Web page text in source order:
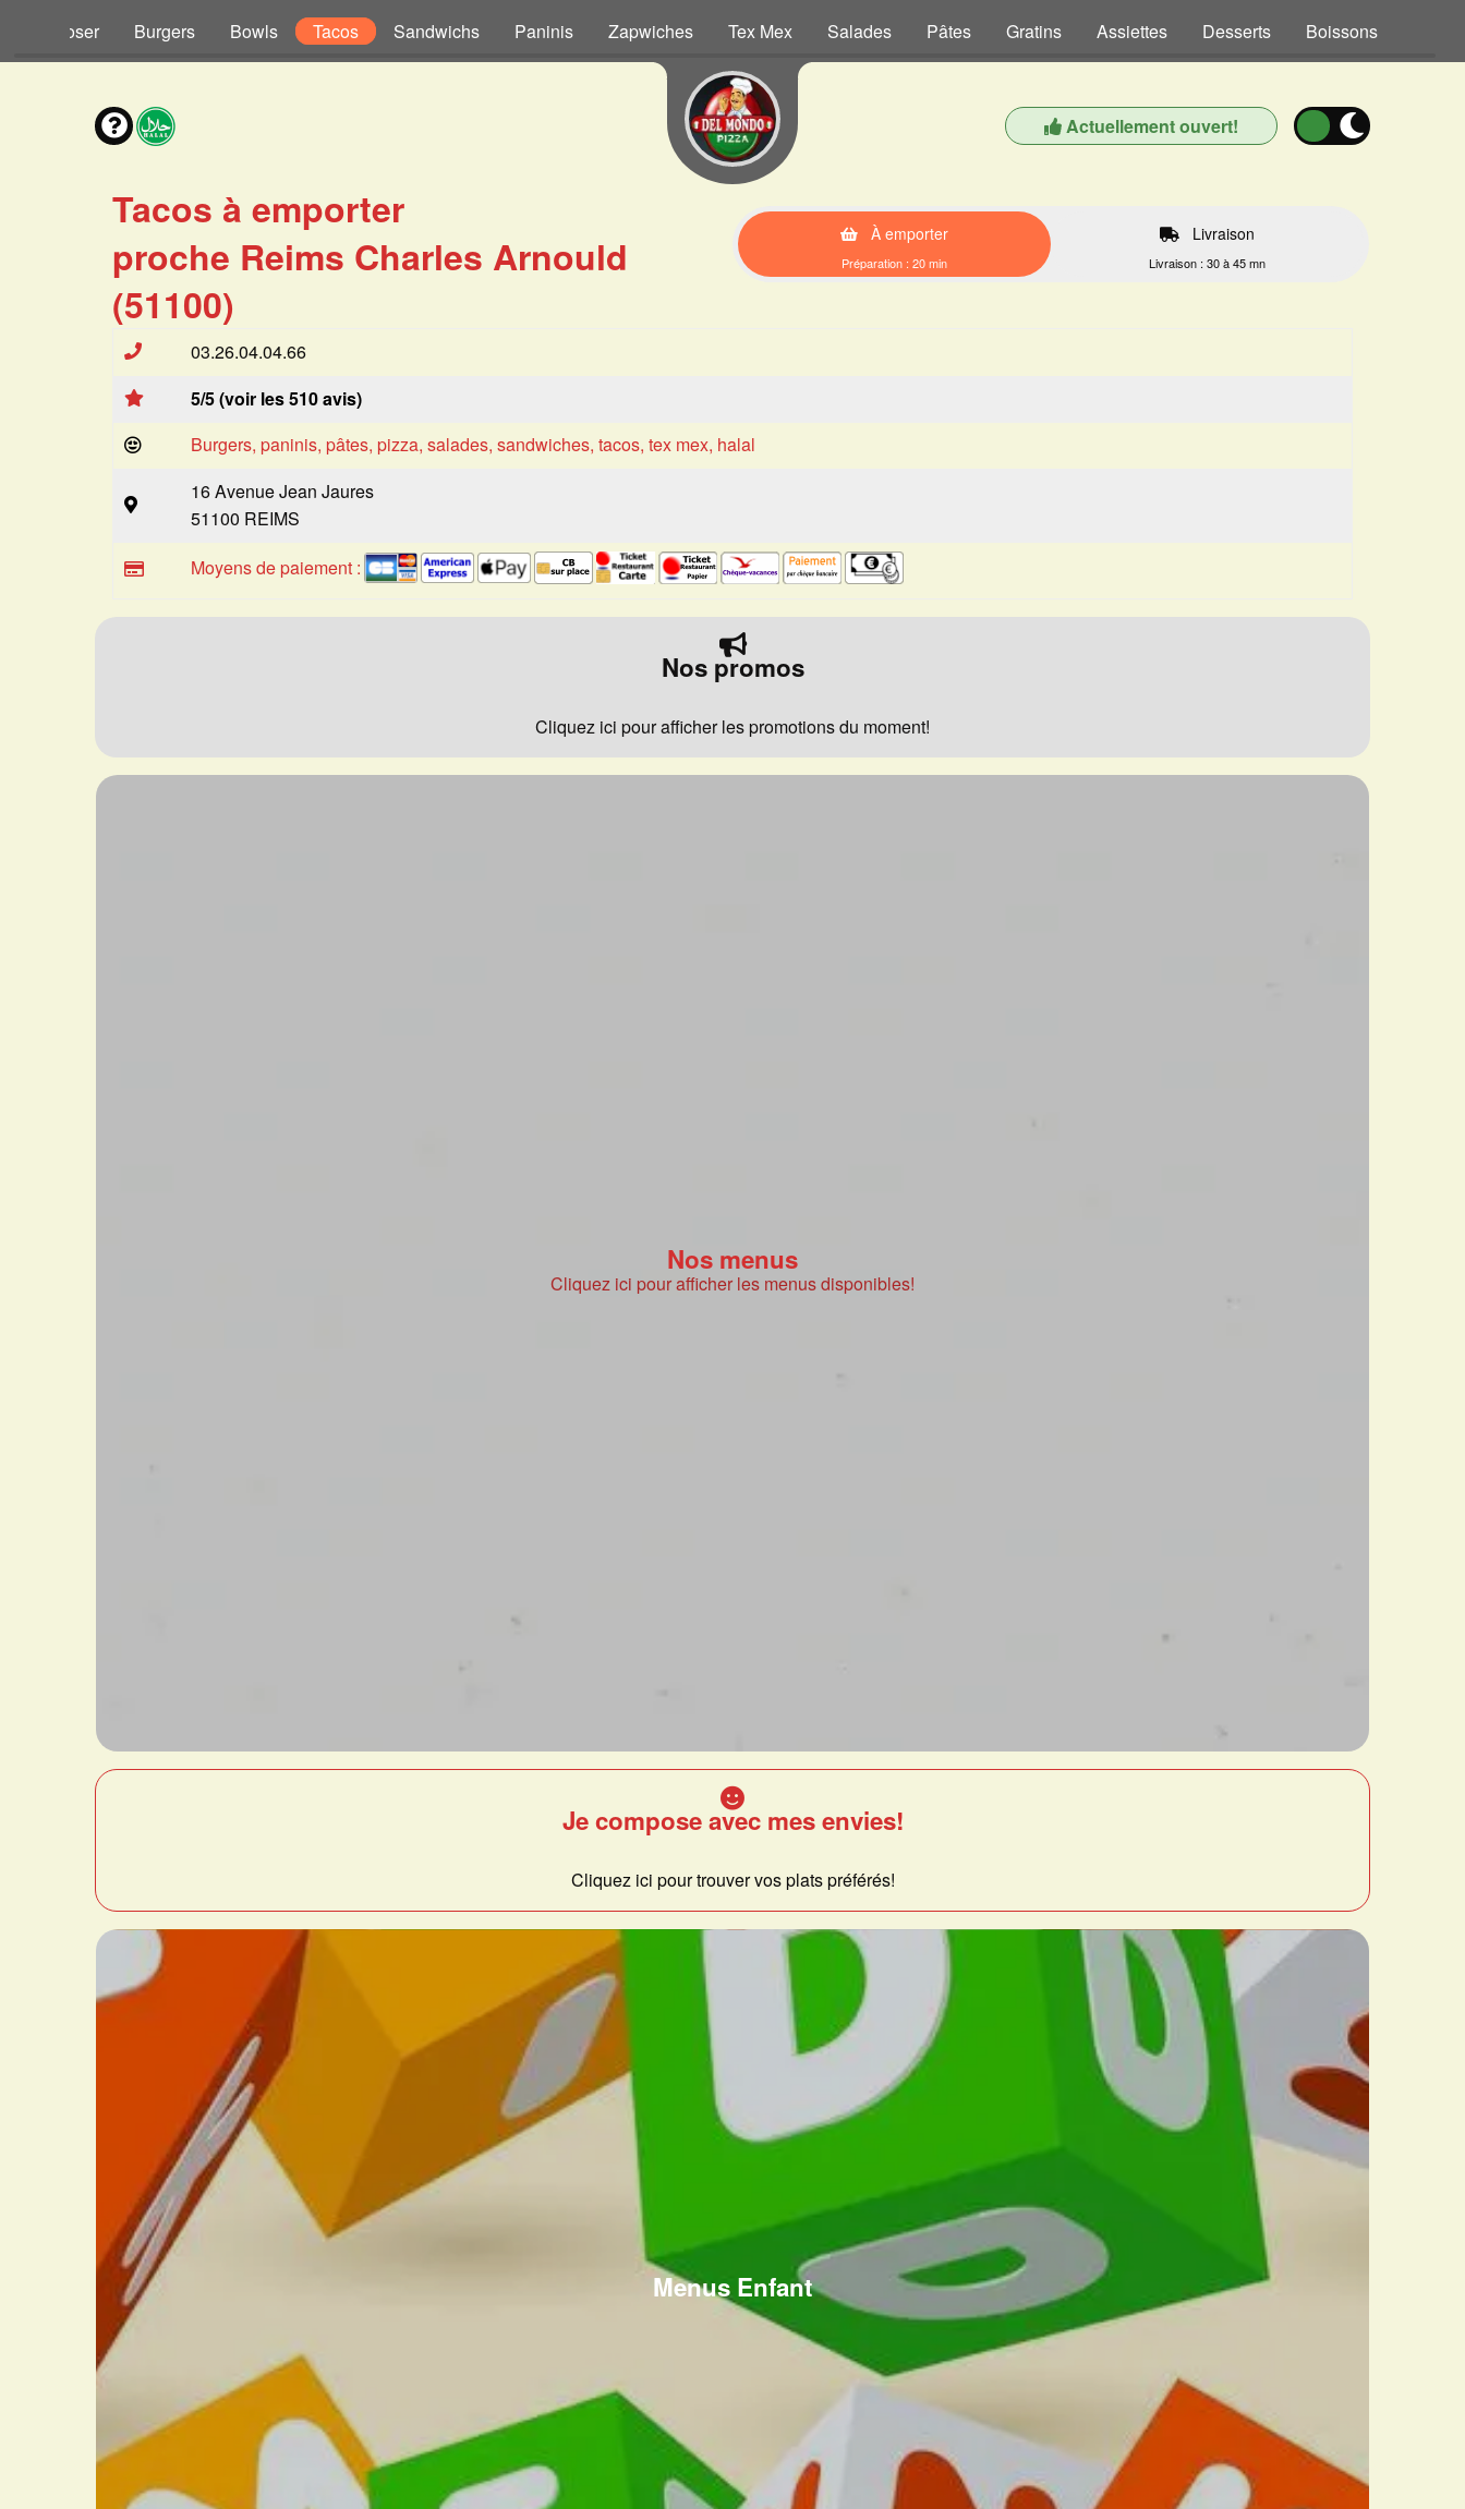
Composer Burgers Bowls Tacos Sandwichs Paninis Zapwiches Tex Mex Salades Pâtes Gratins Assiettes Desserts Boissons
Actuellement ouvert!
Tacos à emporter
proche Reims Charles Arnould
(51100)
À emporter
Préparation : 20 min
Livraison
Livraison : 30 à 45 mn
03.26.04.04.66
5/5 (voir les 510 avis)
Burgers, paninis, pâtes, pizza, salades, sandwiches, tacos, tex mex, halal
16 Avenue Jean Jaures
51100 REIMS
Moyens de paiement :
Nos promos
Cliquez ici pour afficher les promotions du moment!
Nos menus
Cliquez ici pour afficher les menus disponibles!
Je compose avec mes envies!
Cliquez ici pour trouver vos plats préférés!
Menus Enfant